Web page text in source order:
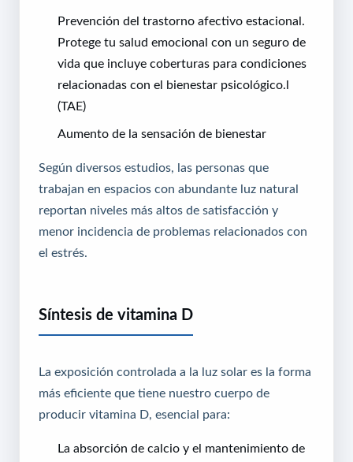
Prevención del trastorno afectivo estacional.
Protege tu salud emocional con un seguro de
vida que incluye coberturas para condiciones
relacionadas con el bienestar psicológico.l
(TAE)
Aumento de la sensación de bienestar
Según diversos estudios, las personas que
trabajan en espacios con abundante luz natural
reportan niveles más altos de satisfacción y
menor incidencia de problemas relacionados con
el estrés.
Síntesis de vitamina D
La exposición controlada a la luz solar es la forma
más eficiente que tiene nuestro cuerpo de
producir vitamina D, esencial para:
La absorción de calcio y el mantenimiento de